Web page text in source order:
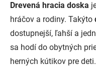
Drevená hracia doska
hráčov a rodiny. Takýto
dostupnejší, ľahší a
sa hodí do obytných
herných kútikov pre deti.